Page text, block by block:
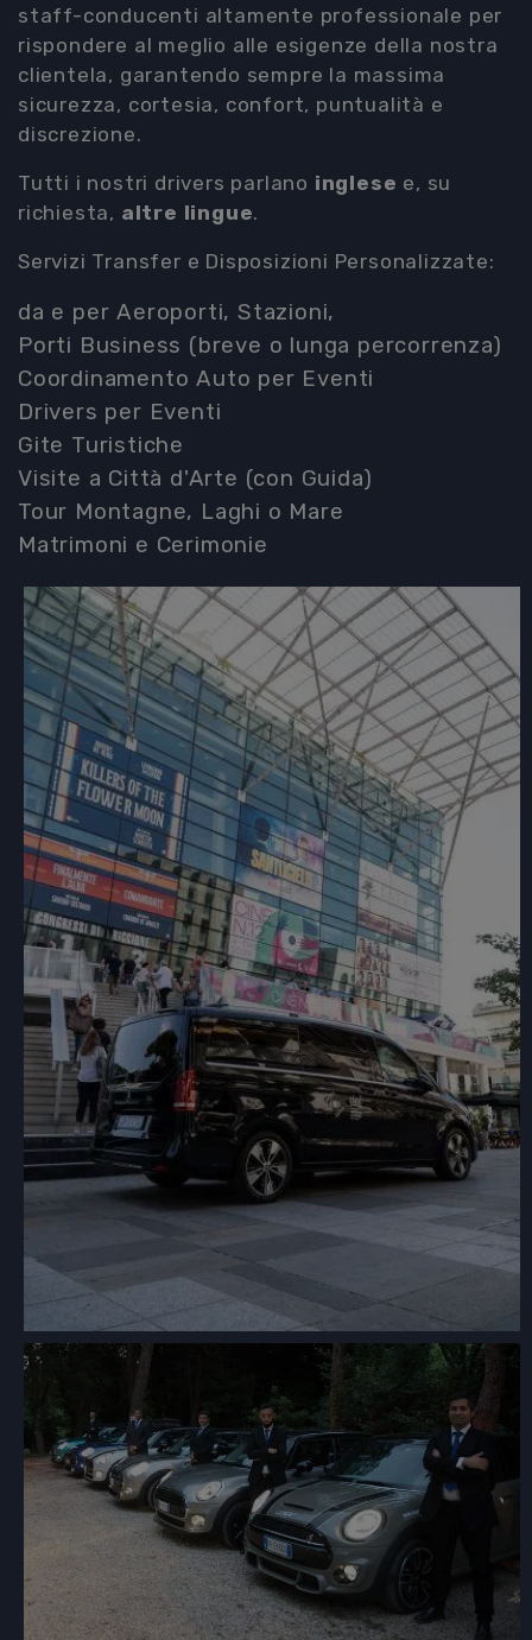
staff-conducenti altamente professionale per
rispondere al meglio alle esigenze della nostra
clientela, garantendo sempre la massima
sicurezza, cortesia, confort, puntualità e
discrezione.
Tutti i nostri drivers parlano inglese e, su
richiesta, altre lingue.
Servizi Transfer e Disposizioni Personalizzate:
da e per Aeroporti, Stazioni,
Porti Business (breve o lunga percorrenza)
Coordinamento Auto per Eventi
Drivers per Eventi
Gite Turistiche
Visite a Città d'Arte (con Guida)
Tour Montagne, Laghi o Mare
Matrimoni e Cerimonie